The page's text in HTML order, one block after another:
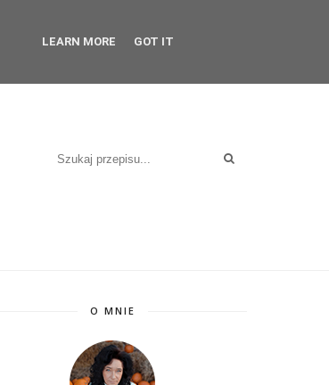
O MNIE
LEARN MORE GOT IT